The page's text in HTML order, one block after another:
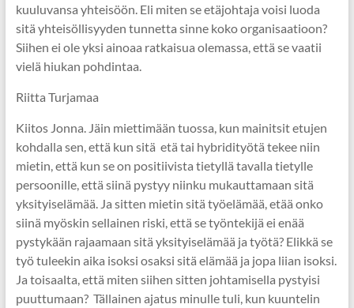
kuuluvansa yhteisöön. Eli miten se etäjohtaja voisi luoda
sitä yhteisöllisyyden tunnetta sinne koko organisaatioon?
Siihen ei ole yksi ainoaa ratkaisua olemassa, että se vaatii
vielä hiukan pohdintaa.
Riitta Turjamaa
Kiitos Jonna. Jäin miettimään tuossa, kun mainitsit etujen
kohdalla sen, että kun sitä etä tai hybridityötä tekee niin
mietin, että kun se on positiivista tietyllä tavalla tietylle
persoonille, että siinä pystyy niinku mukauttamaan sitä
yksityiselämää. Ja sitten mietin sitä työelämää, etää onko
siinä myöskin sellainen riski, että se työntekijä ei enää
pystykään rajaamaan sitä yksityiselämää ja työtä? Elikkä se
työ tuleekin aika isoksi osaksi sitä elämää ja jopa liian isoksi.
Ja toisaalta, että miten siihen sitten johtamisella pystyisi
puuttumaan? Tällainen ajatus minulle tuli, kun kuuntelin